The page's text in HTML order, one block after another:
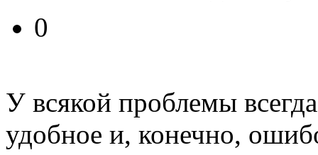
0
У всякой проблемы
удобное и, конечно,